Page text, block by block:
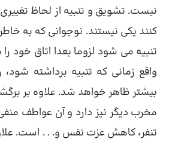
نیست. تشویق و تنبیه از لحاظ تغییری
کنند یکی نیستند. نوجوانی که به
تنبیه می شود لزوما بعدا اتاق خود
واقع زمانی که تنبیه برداشته شود،
بیشتر ظاهر خواهد شد. علاوه بر
مخرب دیگر نیز دارد و آن عواطف
تنفر، کاهش عزت نفس و. . . است.